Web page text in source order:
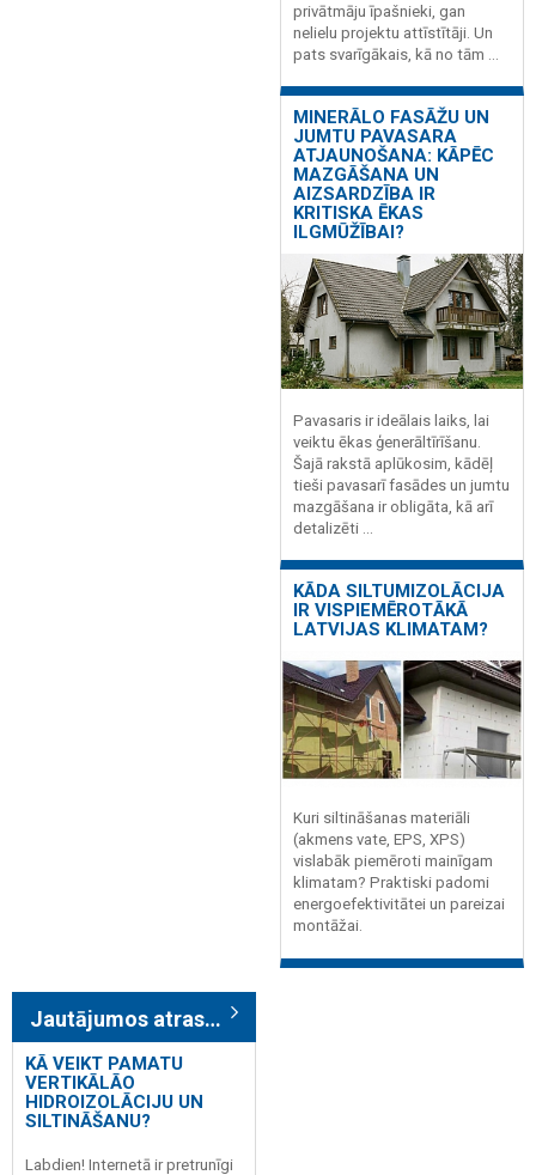
privātmāju īpašnieki, gan
nelielu projektu attīstītāji. Un
pats svarīgākais, kā no tām ...
MINERĀLO FASĀŽU UN
JUMTU PAVASARA
ATJAUNOŠANA: KĀPĒC
MAZGĀŠANA UN
AIZSARDZĪBA IR
KRITISKA ĒKAS
ILGMŪŽĪBAI?
Pavasaris ir ideālais laiks, lai
veiktu ēkas ģenerāltīrīšanu.
Šajā rakstā aplūkosim, kādēļ
tieši pavasarī fasādes un jumtu
mazgāšana ir obligāta, kā arī
detalizēti ...
KĀDA SILTUMIZOLĀCIJA
IR VISPIEMĒROTĀKĀ
LATVIJAS KLIMATAM?
Kuri siltināšanas materiāli
(akmens vate, EPS, XPS)
vislabāk piemēroti mainīgam
klimatam? Praktiski padomi
energoefektivitātei un pareizai
montāžai.
Jautājumos atrasts: 4
KĀ VEIKT PAMATU
VERTIKĀLĀO
HIDROIZOLĀCIJU UN
SILTINĀŠANU?
Labdien! Internetā ir pretrunīgi